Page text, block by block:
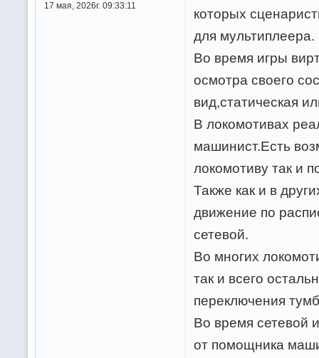
17 мая, 2026г. 09:33:11
которых
для мультиплеера.
Во время игры
осмотра своего
вид,статическая
В локомотивах
машинист.Есть
локомотиву так и
Также как и в
движение по
сетевой.
Во многих
так и всего
переключения
Во время сетевой
от помощника